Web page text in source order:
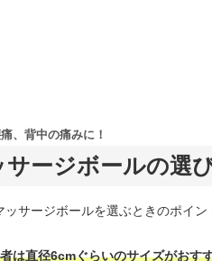
サージボールの選
、背中の痛みに！
ッサージボールを選ぶときのポイン
は直径6cmぐらいのサイズがおす